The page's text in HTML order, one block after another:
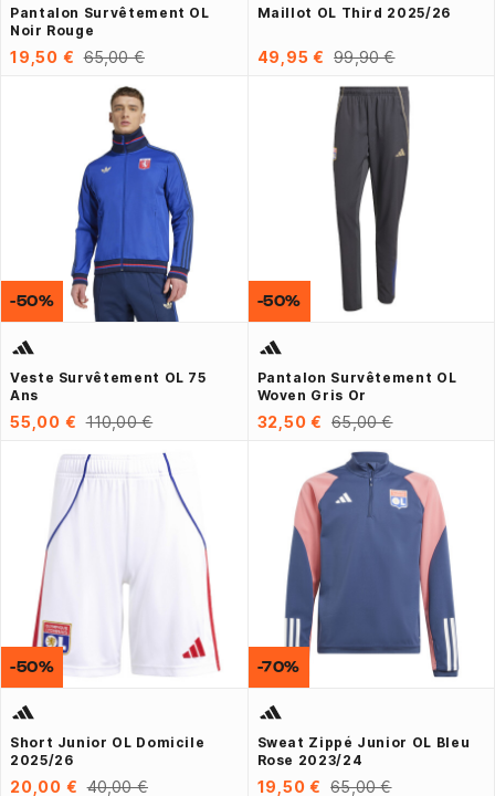
Pantalon Survêtement OL
Noir Rouge
19,50 € 65,00 €
Maillot OL Third 2025/26
49,95 € 99,90 €
Veste Survêtement OL 75
Ans
55,00 € 110,00 €
-50%
Pantalon Survêtement OL
Woven Gris Or
32,50 € 65,00 €
-50%
Short Junior OL Domicile
2025/26
20,00 € 40,00 €
-50%
Sweat Zippé Junior OL Bleu
Rose 2023/24
19,50 € 65,00 €
-70%